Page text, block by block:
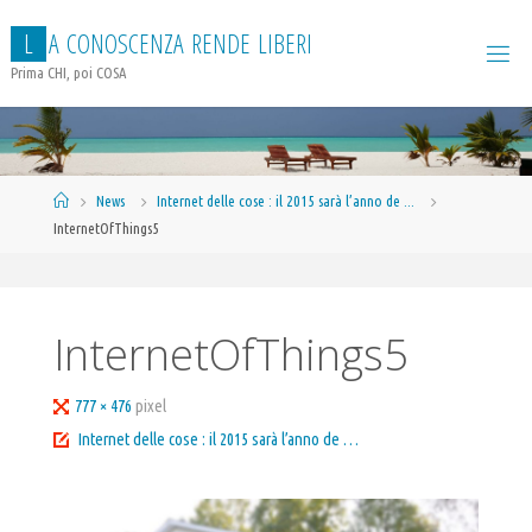
contenuto
L A CONOSCENZA RENDE LIBERI
Prima CHI, poi COSA
HomeNews
Internet delle cose : il 2015 sarà l’anno de ...
InternetOfThings5
InternetOfThings5
Tutta
larghezza
777 × 476pixel
Internet delle cose : il 2015 sarà l’anno de …